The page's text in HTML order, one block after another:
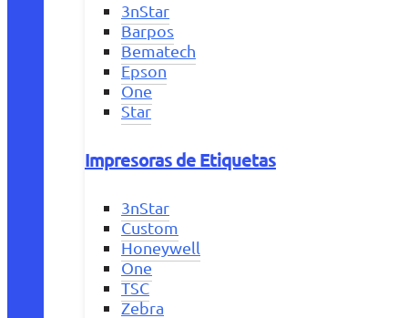
3nStar
Barpos
Bematech
Epson
One
Star
Impresoras de Etiquetas
3nStar
Custom
Honeywell
One
TSC
Zebra